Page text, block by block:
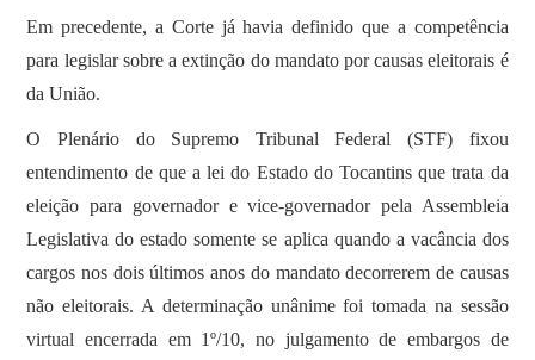
Em precedente, a Corte já havia definido que a competência
para legislar sobre a extinção do mandato por causas eleitorais é
da União.
O Plenário do Supremo Tribunal Federal (STF) fixou
entendimento de que a lei do Estado do Tocantins que trata da
eleição para governador e vice-governador pela Assembleia
Legislativa do estado somente se aplica quando a vacância dos
cargos nos dois últimos anos do mandato decorrerem de causas
não eleitorais. A determinação unânime foi tomada na sessão
virtual encerrada em 1º/10, no julgamento de embargos de